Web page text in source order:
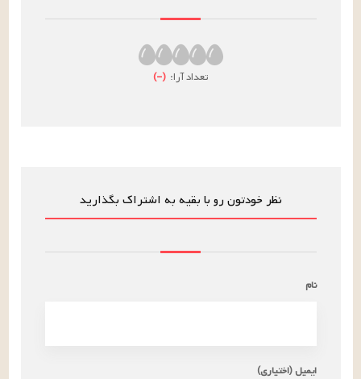
تعداد آرا: (
–
)
نظر خودتون رو با بقیه به اشتراک بگذارید
نام
ایمیل (اختیاری)